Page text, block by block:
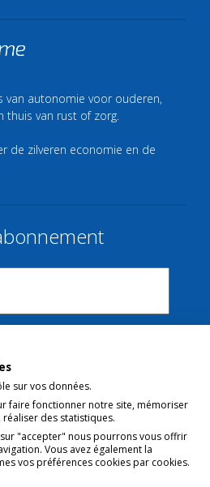
sur vos données.
faire fonctionner notre site, mémoriser
des statistiques.
"accepter" nous pourrons vous offrir
Vous avez également la
vos préférences cookies par cookies.
van autonomie voor ouderen,
thuis van rust of zorg.
de zilveren economie en de